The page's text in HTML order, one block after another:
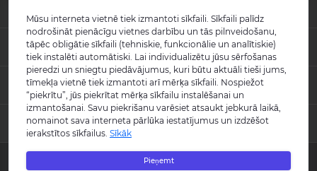
Jaunumi
Atsauksmes
Kontakti
Vietnes karte
Ražotāji
Īpašais piedāvājums
POPULĀRS
Izlietnes
Vannas
Maisītāji
Tualetes podi
KONTAKTI UN ADRESE
info@burlington.eu
P. 09:00 - 17:00
O. 09:00 - 17:00
MESENDŽERI
WhatsApp
Mūsu interneta vietnē tiek izmantoti sīkfaili. Sīkfaili palīdz
nodrošināt pienācīgu vietnes darbību un tās pilnveidošanu,
tāpēc obligātie sīkfaili (tehniskie, funkcionālie un analītiskie)
tiek instalēti automātiski. Lai individualizētu jūsu sērfošanas
pieredzi un sniegtu piedāvājumus, kuri būtu aktuāli tieši jums,
tīmekļa vietnē tiek izmantoti arī mērķa sīkfaili. Nospiežot
“piekrītu”, jūs piekrītat mērķa sīkfailu instalēšanai un
izmantošanai. Savu piekrišanu varēsiet atsaukt jebkurā laikā,
nomainot sava interneta pārlūka iestatījumus un izdzēšot
ierakstītos sīkfailus. Sīkāk
Pieņemt